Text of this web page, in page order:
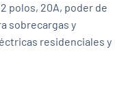
polos, 20A, poder de
sobrecargas y
residenciales y